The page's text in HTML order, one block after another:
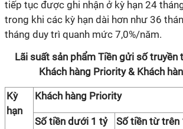
tiếp tục được ghi nhận ở kỳ hạn 24
trong khi các kỳ hạn dài hơn như 36
tháng duy trì quanh mức 7,0%/năm.
Lãi suất sản phẩm Tiền gửi số truyền
Khách hàng Priority & Khách
Kỳ
hạn
Khách hàng Priority
Số tiền dưới 1 tỷ
Số tiền từ trên